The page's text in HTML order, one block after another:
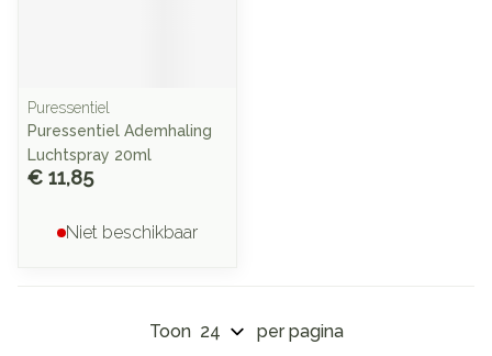
Puressentiel
Puressentiel Ademhaling
Luchtspray 20ml
€ 11,85
Niet beschikbaar
Toon per pagina